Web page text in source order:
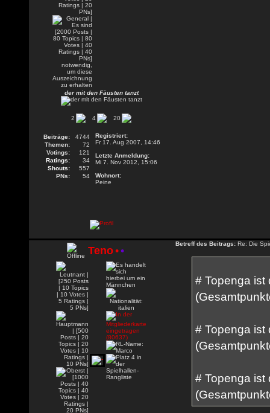
der mit den Fäusten tanzt
2 4 20
Beiträge:
4744
Themen:
72
Votings:
121
Ratings:
34
Shouts:
557
PNs:
54
Registriert:
Fr 17. Aug 2007, 14:46
Letzte Anmeldung:
Mi 7. Nov 2012, 15:06
Wohnort:
Peine
Teno••
Betreff des Beitrags: Re: Die
# Topenga ist
# Topenga ist
# Topenga ist